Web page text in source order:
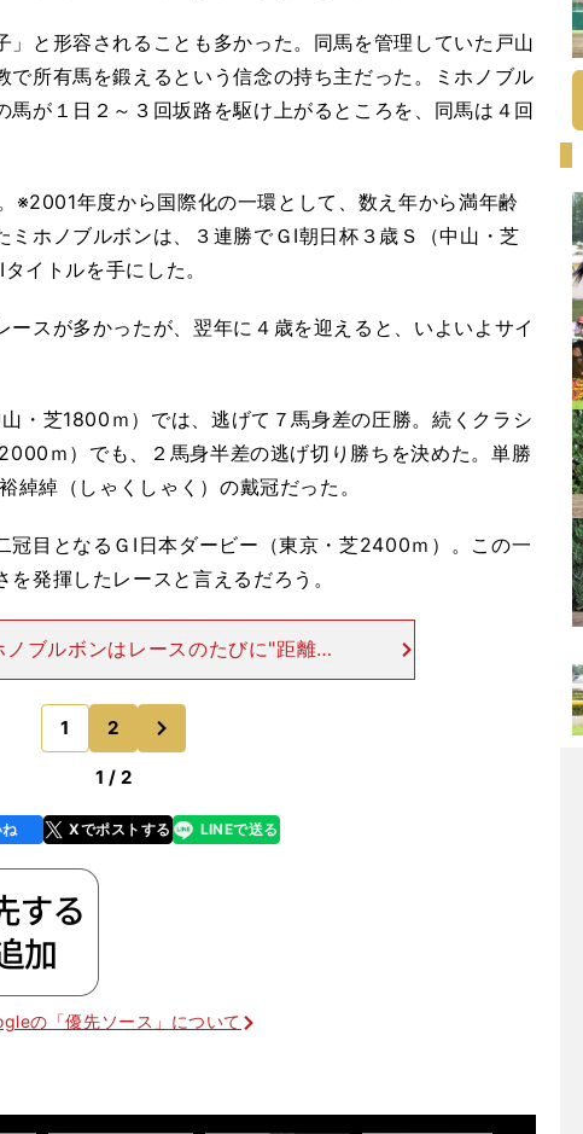
と形容されることも多かった。同馬を管理していた戸山
で所有馬を鍛えるという信念の持ち主だった。ミホノブル
が１日２～３回坂路を駆け上がるところを、同馬は４回
※2001年度から国際化の一環として、数え年から満年齢
ホノブルボンは、３連勝でＧⅠ朝日杯３歳Ｓ（中山・芝
イトルを手にした。
スが多かったが、翌年に４歳を迎えると、いよいよサイ
・芝1800ｍ）では、逃げて７馬身差の圧勝。続くクラシ
ｍ）でも、２馬身半差の逃げ切り勝ちを決めた。単勝
綽綽（しゃくしゃく）の戴冠だった。
目となるＧⅠ日本ダービー（東京・芝2400ｍ）。この一
発揮したレースと言えるだろう。
ブルボンはレースのたびに"距離延
も、同馬は血統的にスプリンター
リングＳ、皐月賞と距離が延びるた
ディアではそ
1 2
1 / 2
Xでポストする
line LINEで送る
の「優先ソース」について